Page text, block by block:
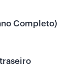
Completo)